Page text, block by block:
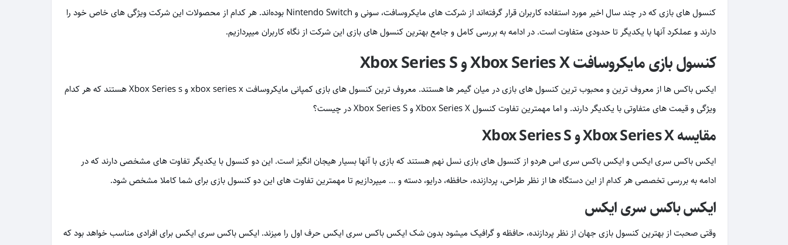
کنسول های بازی که در چند سال اخیر مورد استفاده کاربران قرار گرفته‌اند از شرکت های مایکروسافت، سونی و Nintendo Switch بوده‌اند. هر کدام از محصولات این شرکت ویژگی های خاص خود را
دارند و عملکرد آنها با یکدیگر تا حدودی متفاوت است. در ادامه به بررسی کامل و جامع بهترین کنسول های بازی این شرکت از نگاه کاربران میپردازیم.
کنسول بازی مایکروسافت Xbox Series X و Xbox Series S
ایکس باکس ها از معروف ترین و محبوب ترین کنسول های بازی در میان گیمر ها هستند. معروف ترین کنسول های بازی کمپانی مایکروسافت xbox series x و Xbox Series s هستند که هر کدام
ویژگی و قیمت های متفاوتی با یکدیگر دارند. و اما مهمترین تفاوت کنسول Xbox Series X و Xbox Series S در چیست؟
مقایسه Xbox Series X و Xbox Series S
ایکس باکس سری ایکس و ایکس باکس سری اس هردو از کنسول های بازی نسل نهم هستند که بازی با آنها بسیار هیجان انگیز است. این دو کنسول با یکدیگر تفاوت های مشخصی دارند که در
ادامه به بررسی تخصصی هر کدام از این دستگاه ها از نظر طراحی، پردازنده، حافظه، درایو، دسته و … میپردازیم تا مهمترین تفاوت های این دو کنسول بازی برای شما کاملا مشخص شود.
ایکس باکس سری ایکس
وقتی صحبت از بهترین کنسول بازی جهان از نظر پردازنده، حافظه و گرافیک میشود بدون شک ایکس باکس سری ایکس حرف اول را میزند. ایکس باکس سری ایکس برای افرادی مناسب خواهد بود که